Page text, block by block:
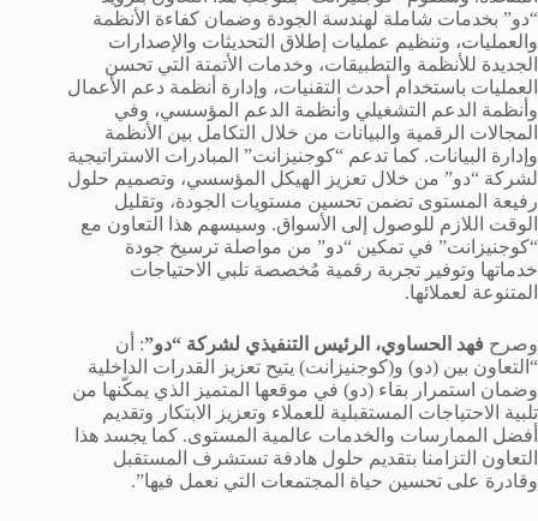
“دو” بخدمات شاملة لهندسة الجودة وضمان كفاءة الأنظمة
والعمليات، وتنظيم عمليات إطلاق التحديثات والإصدارات
الجديدة للأنظمة والتطبيقات، وخدمات الأتمتة التي تحسن
العمليات باستخدام أحدث التقنيات، وإدارة أنظمة دعم الأعمال
وأنظمة الدعم التشغيلي وأنظمة الدعم المؤسسي، وفي
المجالات الرقمية والبيانات من خلال التكامل بين الأنظمة
وإدارة البيانات. كما تدعم “كوجنيزانت” المبادرات الاستراتيجية
لشركة “دو” من خلال تعزيز الهيكل المؤسسي، وتصميم حلول
رفيعة المستوى تضمن تحسين مستويات الجودة، وتقليل
الوقت اللازم للوصول إلى الأسواق. وسيسهم هذا التعاون مع
“كوجنيزانت” في تمكين “دو” من مواصلة ترسيخ جودة
خدماتها وتوفير تجربة رقمية مُخصصة تلبي الاحتياجات
المتنوعة لعملائها.
وصرح فهد الحساوي، الرئيس التنفيذي لشركة “دو”: أن
“التعاون بين (دو) و(كوجنيزانت) يتيح تعزيز القدرات الداخلية
وضمان استمرار بقاء (دو) في موقعها المتميز الذي يمكّنها من
تلبية الاحتياجات المستقبلية للعملاء وتعزيز الابتكار وتقديم
أفضل الممارسات والخدمات عالمية المستوى. كما يجسد هذا
التعاون التزامنا بتقديم حلول هادفة تستشرف المستقبل
وقادرة على تحسين حياة المجتمعات التي نعمل فيها”.